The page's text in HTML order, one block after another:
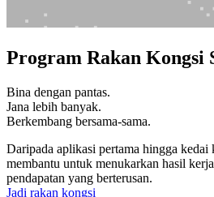
Program Rakan Kongsi
Bina dengan pantas.
Jana lebih banyak.
Berkembang bersama-sama.
Daripada aplikasi pertama hingga kedai
membantu untuk menukarkan hasil
pendapatan yang berterusan.
Jadi rakan kongsi